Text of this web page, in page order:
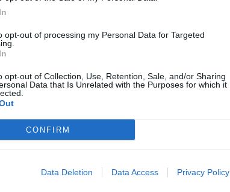
opt-out of processing my Personal Data for Targeted
opt-out of Collection, Use, Retention, Sale, and/or Sharing
Data that Is Unrelated with the Purposes for which it
CONFIRM
Data Deletion Data Access Privacy Policy
πλησίον των ακτών.
μελισσοκόμους και σε όσους
να αποφύγουν ενέργειες και εργασίες
τους ακεραιότητα .